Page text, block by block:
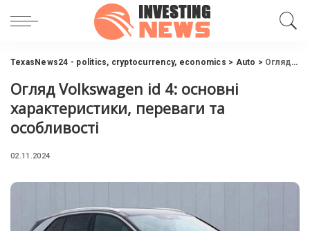
TexasNews24 - politics, cryptocurrency, economics > Auto > Огляд Volkswagen id 4: основні характеристики, переваги та особливості
Огляд Volkswagen id 4: основні
характеристики, переваги та
особливості
02.11.2024